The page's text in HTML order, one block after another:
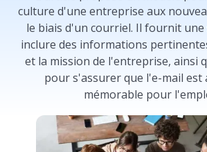
culture d'une entreprise aux
le biais d'un courriel. Il fournit
inclure des informations
et la mission de l'entreprise, ainsi
pour s'assurer que l'e-mail
mémorable pour